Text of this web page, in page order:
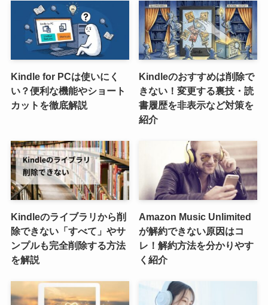
Kindle for PCは使いにく
い？便利な機能やショート
カットを徹底解説
Kindleのおすすめは削除で
きない！変更する裏技・読
書履歴を非表示など対策を
紹介
Kindleのライブラリから削
除できない「すべて」やサ
ンプルも完全削除する方法
を解説
Amazon Music Unlimited
が解約できない原因はコ
レ！解約方法を分かりやす
く紹介